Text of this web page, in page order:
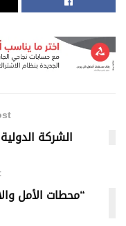
الشركة
“محطات الأمل